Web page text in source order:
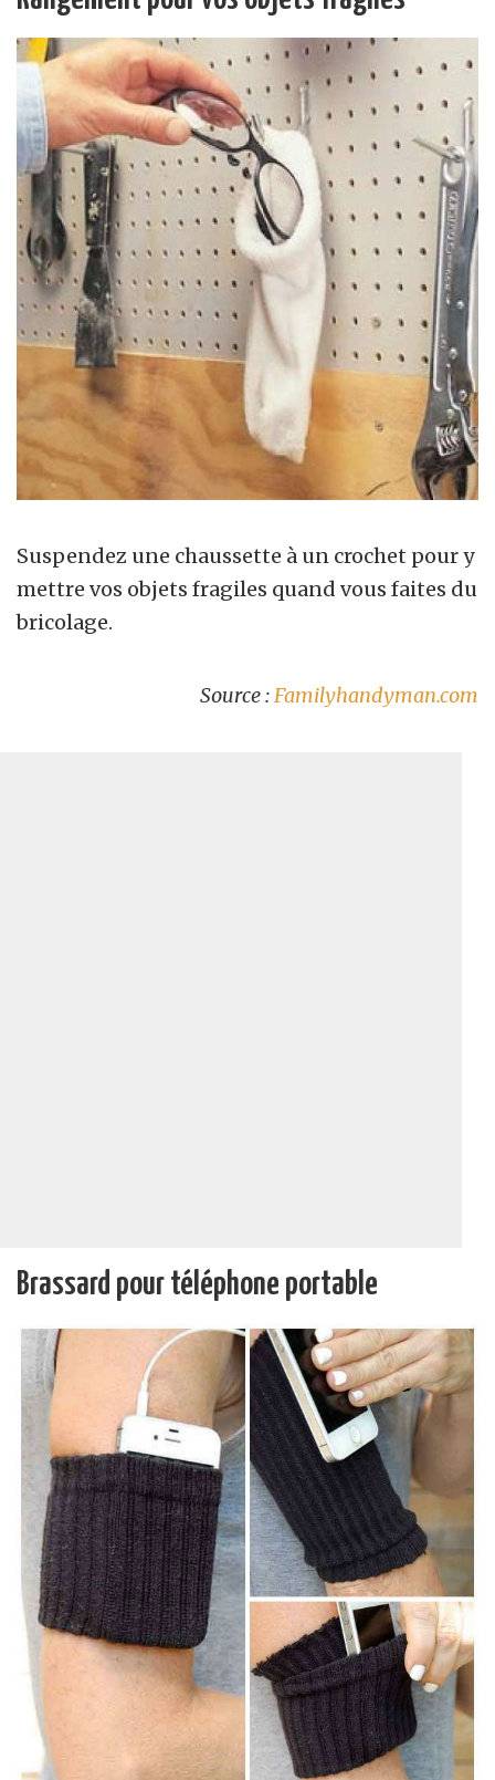
Suspendez une chaussette à un crochet pour y
mettre vos objets fragiles quand vous faites du
bricolage.
Source :Familyhandyman.com
Brassard pour téléphone portable